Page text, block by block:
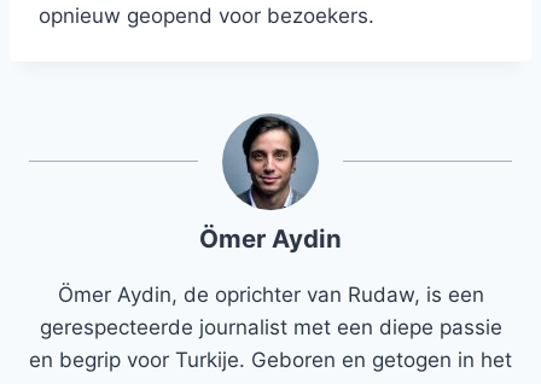
opnieuw geopend voor bezoekers.
Ömer Aydin
Ömer Aydin, de oprichter van Rudaw, is een
gerespecteerde journalist met een diepe passie
en begrip voor Turkije. Geboren en getogen in het